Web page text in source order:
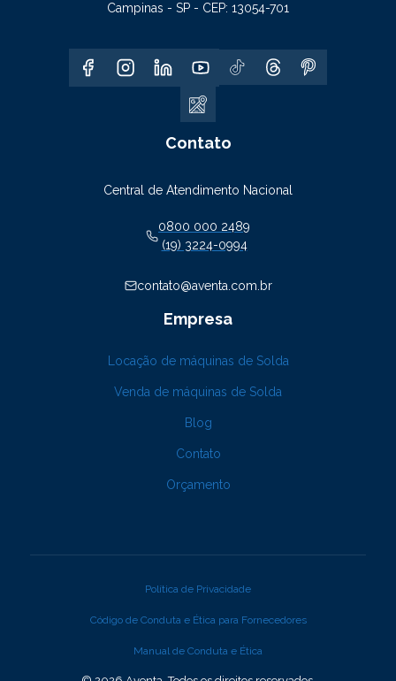
Campinas - SP - CEP: 13054-701
Contato
Central de Atendimento Nacional
0800 000 2489
(19) 3224-0994
contato@aventa.com.br
Empresa
Locação de máquinas de Solda
Venda de máquinas de Solda
Blog
Contato
Orçamento
Política de Privacidade
Código de Conduta e Ética para Fornecedores
Manual de Conduta e Ética